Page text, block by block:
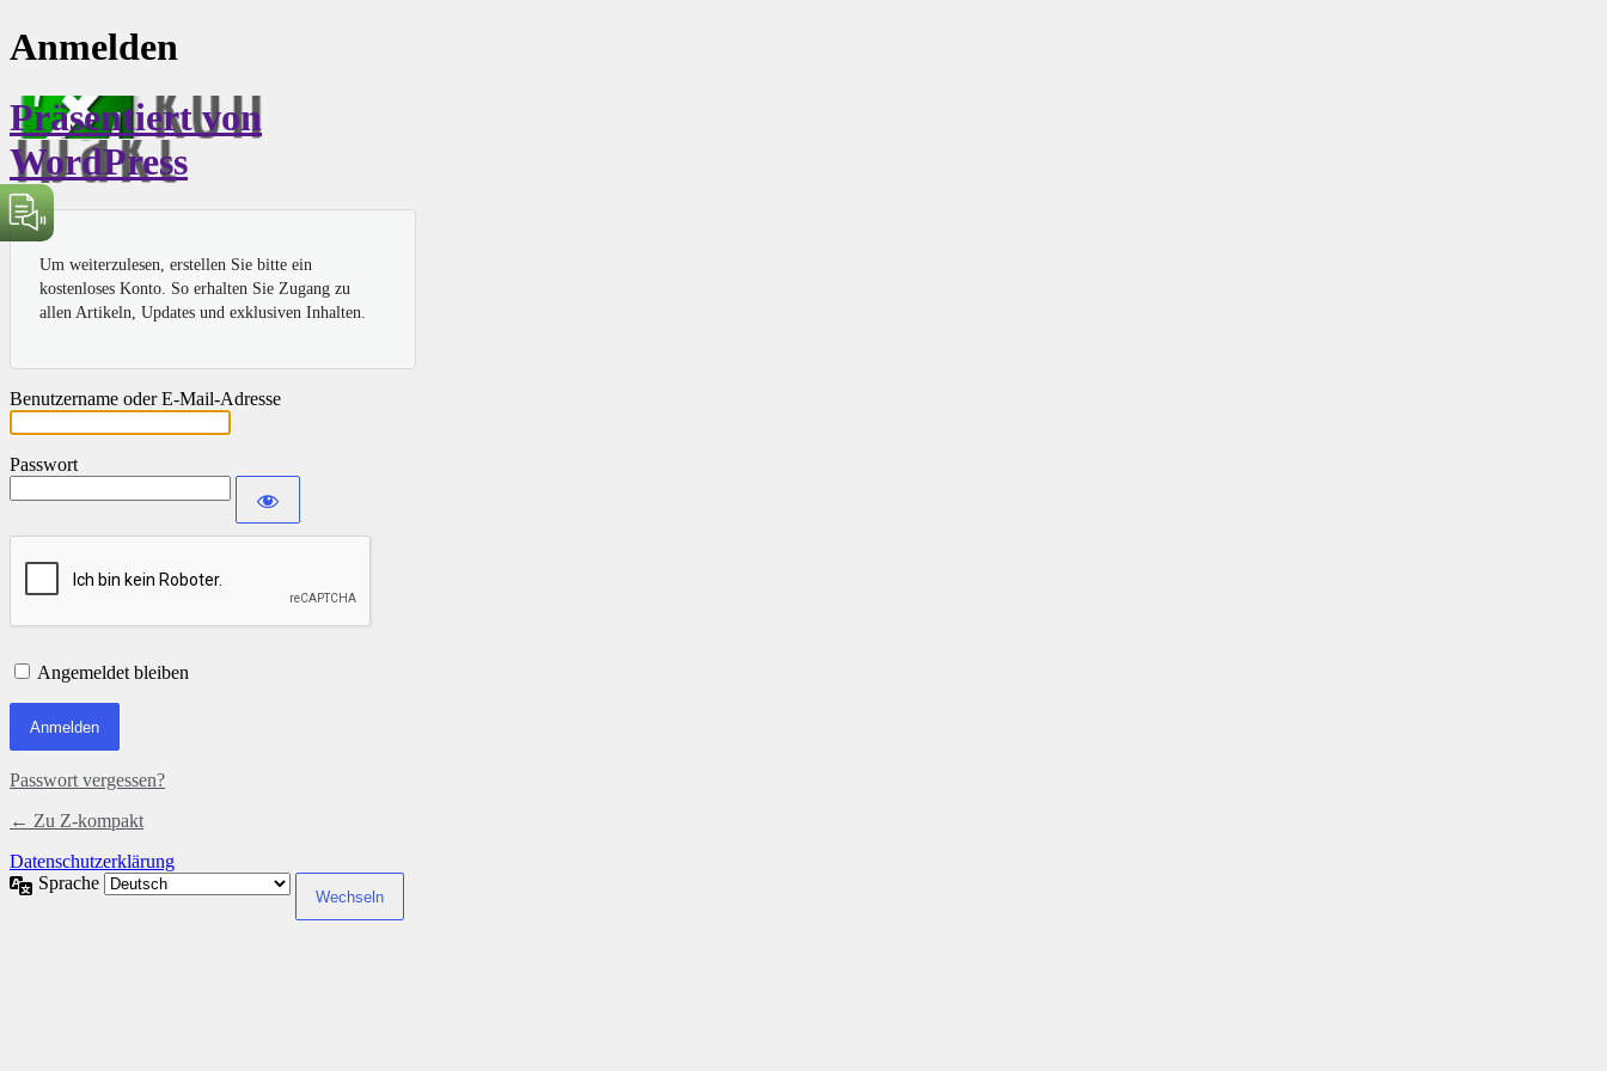
Anmelden
Präsentiert von
WordPress
Um weiterzulesen, erstellen Sie bitte ein
kostenloses Konto. So erhalten Sie Zugang zu
allen Artikeln, Updates und exklusiven Inhalten.
Benutzername oder E-Mail-Adresse
Passwort
Angemeldet bleiben
Passwort vergessen?
← Zu Z-kompakt
Datenschutzerklärung
Sprache